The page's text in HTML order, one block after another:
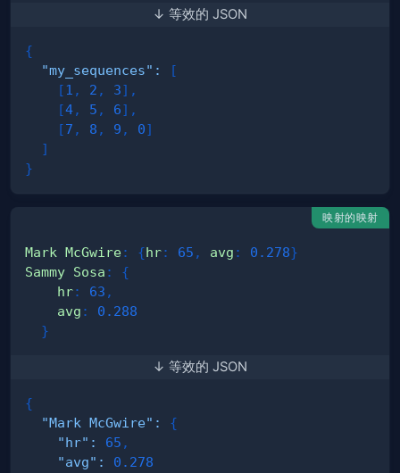
↓ 等效的 JSON
{
"my_sequences" :
[
[1 , 2 , 3] ,
[4, 5 , 6] ,
[7 , 8 , 9 , 0]
]
}
映射的映射
Mark McGwire: {hr: 65 , avg : 0.278}
Sammy Sosa :
{
hr: 63 ,
avg :
0.288
}
↓ 等效的 JSON
{
"Mark McGwire" :
{
"hr" : 65 ,
"avg" :
0.278